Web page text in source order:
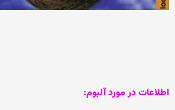
اطلاعات در مورد آلبوم: